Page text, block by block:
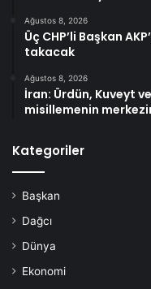
Ağustos 8, 2026
Üç CHP’li Başkan
takacak
Ağustos 8, 2026
İran: Ürdün, Kuveyt
misillemenin
Kategoriler
Başkan
Dağcı
Dünya
Ekonomi